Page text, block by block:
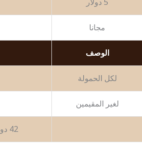
مجانا
الوصف
لكل الحمولة
لغير المقيمين
42 دولار / 30 دينار اردني